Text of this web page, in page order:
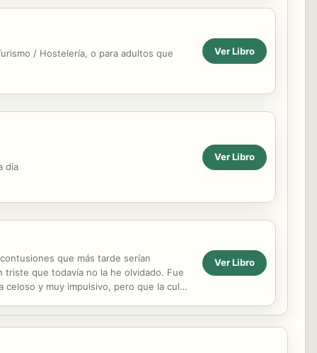
/ Hostelería, o para adultos que Ver Libro
día
Ver Libro
que más tarde serían
triste que todavía no la he olvidado. Fue
y muy impulsivo, pero que la culpa
Ver Libro